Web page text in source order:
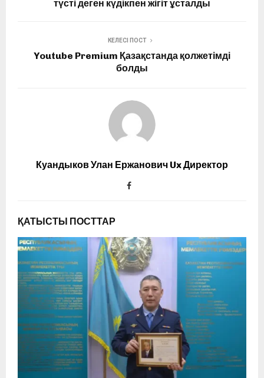
түсті деген күдікпен жігіт ұсталды
КЕЛЕСІ ПОСТ
Youtube Premium Қазақстанда қолжетімді
болды
Куандыков Улан Ержанович Ux Директор
ҚАТЫСТЫ ПОСТТАР